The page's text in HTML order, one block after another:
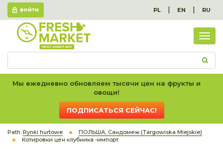
ВОЙТИ PL | EN | RU
вес
Мы ежедневно обновляем тысячи цен на фрукты и
овощи!
ПОДПИСАТЬСЯ СЕЙЧАС!
Path: Rynki hurtowe
ПОЛЬША, Сандомеж (Targowiska Miejskie)
Котировки цен клубника -импорт